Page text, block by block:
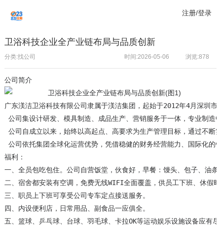
注册/登录
卫浴科技企业全产业链布局与品质创新
分类:找公司 浏览:878
时间:2026-05-06
公司简介
广东渼洁卫浴科技有限公司隶属于渼洁集团，起始于2012年4月深圳
公司集设计研发、模具制造、成品生产、营销服务于一体，专业制
公司自成立以来，始终以高起点、高要求为生产管理目标，通过不
公司依托集团全球化运营优势，凭借稳健的财务经营能力、国际化
福利：
一、全员包吃包住。公司自营饭堂，伙食好，早餐：馒头、包子、油
二、宿舍都安装有空调，免费无线WIFI全面覆盖，供员工下班、休假
三、职员上下班可享受公司专车定点接送服务。
四、内设便利店，日常用品、副食品一应俱全。
五、篮球、乒乓球、台球、羽毛球、卡拉OK等运动娱乐设施设备应有